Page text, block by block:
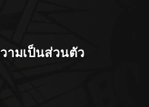
ามเป็นส่วนตัว